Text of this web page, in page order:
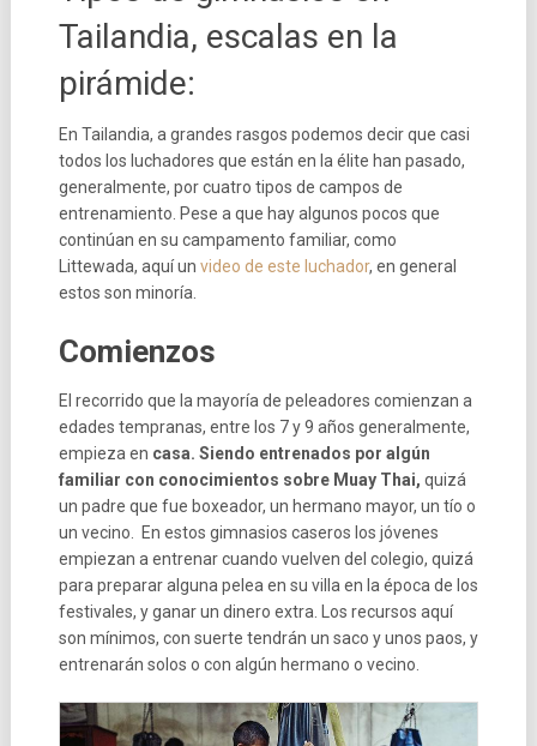
Tailandia, escalas en la
pirámide:
En Tailandia, a grandes rasgos podemos decir que casi
todos los luchadores que están en la élite han pasado,
generalmente, por cuatro tipos de campos de
entrenamiento. Pese a que hay algunos pocos que
continúan en su campamento familiar, como
Littewada, aquí un video de este luchador, en general
estos son minoría.
Comienzos
El recorrido que la mayoría de peleadores comienzan a
edades tempranas, entre los 7 y 9 años generalmente,
empieza en casa. Siendo entrenados por algún
familiar con conocimientos sobre Muay Thai, quizá
un padre que fue boxeador, un hermano mayor, un tío o
un vecino. En estos gimnasios caseros los jóvenes
empiezan a entrenar cuando vuelven del colegio, quizá
para preparar alguna pelea en su villa en la época de los
festivales, y ganar un dinero extra. Los recursos aquí
son mínimos, con suerte tendrán un saco y unos paos, y
entrenarán solos o con algún hermano o vecino.